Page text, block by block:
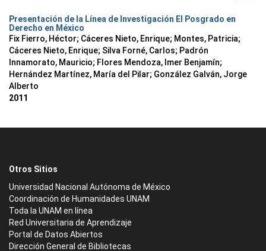
Presentación de la Línea de Investigación El Posgrado en
Derecho en México
Fix Fierro, Héctor; Cáceres Nieto, Enrique; Montes, Patricia;
Cáceres Nieto, Enrique; Silva Forné, Carlos; Padrón
Innamorato, Mauricio; Flores Mendoza, Imer Benjamín;
Hernández Martínez, María del Pilar; González Galván, Jorge
Alberto
2011
Otros Sitios
Universidad Nacional Autónoma de México
Coordinación de Humanidades UNAM
Toda la UNAM en línea
Red Universitaria de Aprendizaje
Portal de Datos Abiertos
Dirección General de Bibliotecas